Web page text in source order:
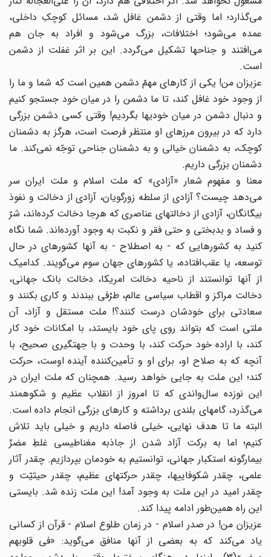
مى‌گذارد؛ اما وقتى از دشمن غافل شد، مسائل کوچکِ داخلى،
عمده مى‌شود؛ اختلافات، بزرگ مى‌شود و افراد به جان هم
مى‌افتند و جناحها تشکیل مى‌گردد. این بر اثر غفلت از دشمن
است.
عزیزان من! یکى از کارهاى مهمّ دشمن همین است که شما و ما را
از وجود خود غافل کند، تا ما دشمن را در میان خود جستجو کنیم
و دنبال دشمن در میان خودیها بگردیم! وقتى کسى دشمن بزرگى
دارد که در بیرون مرزهاى او منتظر فرصت است، هرگز به دشمنان
کوچک، به دشمنان خیالى و به دشمنان جناحى توجّه نمى‌کند. ما
دشمنان بزرگى داریم.
معنا و مفهوم شعار «آزادى» که ملت اسلام و ملت ایران سر
مى‌دهد چیست؟ آزادى از سلطه زورگویان، آزادى از دخالت و نفوذ
بیگانگان، آزادى از دخالتهاى عناصرى که هرجا دخالت کرده‌اند، شرّ
و فساد و بدبختى و حتى فقر و نکبت به وجود آورده‌اند. شما نگاه
کنید به کشورهایى که - به اصطلاح - به آنها کشورهاى در حال
توسعه، یا عقب‌افتاده، یا کشورهاى جهان سوم مى‌گویند. کدامیک
از آنها توانستند از ناحیه دخالت امریکا، دخالت بانک جهانى،
دخالت مراکز و اقطاب سیاسى عالم، طرْفى ببندند و کارى بکنند و
سعادتى براى خودشان درست کنند؟! ملت مستقل و آزاد، آن
ملتى است که بتواند روى پاى خود بایستد، با امکانات خود کار
کند، با اراده خود حرکت کند، با وحدت و با جهتگیرى صحیح، با
آنچه که به صلاح او، براى او و تأمین‌کننده آینده اوست، حرکت
کند؛ این ملت به جایى خواهد رسید. همچنان که ملت ایران در
این نوزده سال‌واندى که تا امروز از انقلاب عظیم و شکوهمند
مى‌گذرد، گامهاى بلندى برداشته و کارهاى بزرگى انجام داده است.
البته ما تا هدف نهایى، خیلى فاصله داریم و خیلى باید تلاش
کنیم؛ اما به برکت آزاد شدن از جاذبه مغناطیسى غلطِ مضرِّ
بیمارگونه استکبار جهانى، توانستیم به خودمان بپردازیم. چقدر آثار
علمى، چقدر شکوفاییها، چقدر حرکتهاى عظیم، چقدر حیثیّت و
چقدر امید در این ملت به وجود آمد! این ملت زنده شد. بایستى
این راه همین‌طور ادامه پیدا کند.
عزیزان من! در صدر اسلام - در زمان طلوع اسلام - قرآن از کسانى
یاد مى‌کند که به بعضى از آنها منافق مى‌گوید: «فى قلوبهم